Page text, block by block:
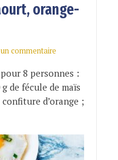
orange-
commentaire
8 personnes :
g de fécule de maïs
d’orange ;